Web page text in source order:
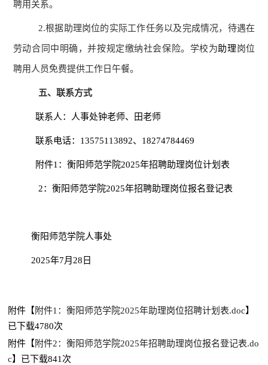
聘用关系。
2.根据助理岗位的实际工作任务以及完成情况，待遇在
劳动合同中明确，并按规定缴纳社会保险。学校为助理岗位
聘用人员免费提供工作日午餐。
五、联系方式
联系人：人事处钟老师、田老师
联系电话： 13575113892、18274784469
附件1： 衡阳师范学院2025年招聘助理岗位计划 表
2： 衡阳师范学院2025年招聘助理岗位报名登记表
衡阳师范学院人事处
2025年7月28日
附件【 附件1：衡阳师范学院2025年助理岗位招聘计划表.doc】
已下载4780次
附件【 附件2：衡阳师范学院2025年招聘助理岗位报名登记表.do
c】已下载841 次